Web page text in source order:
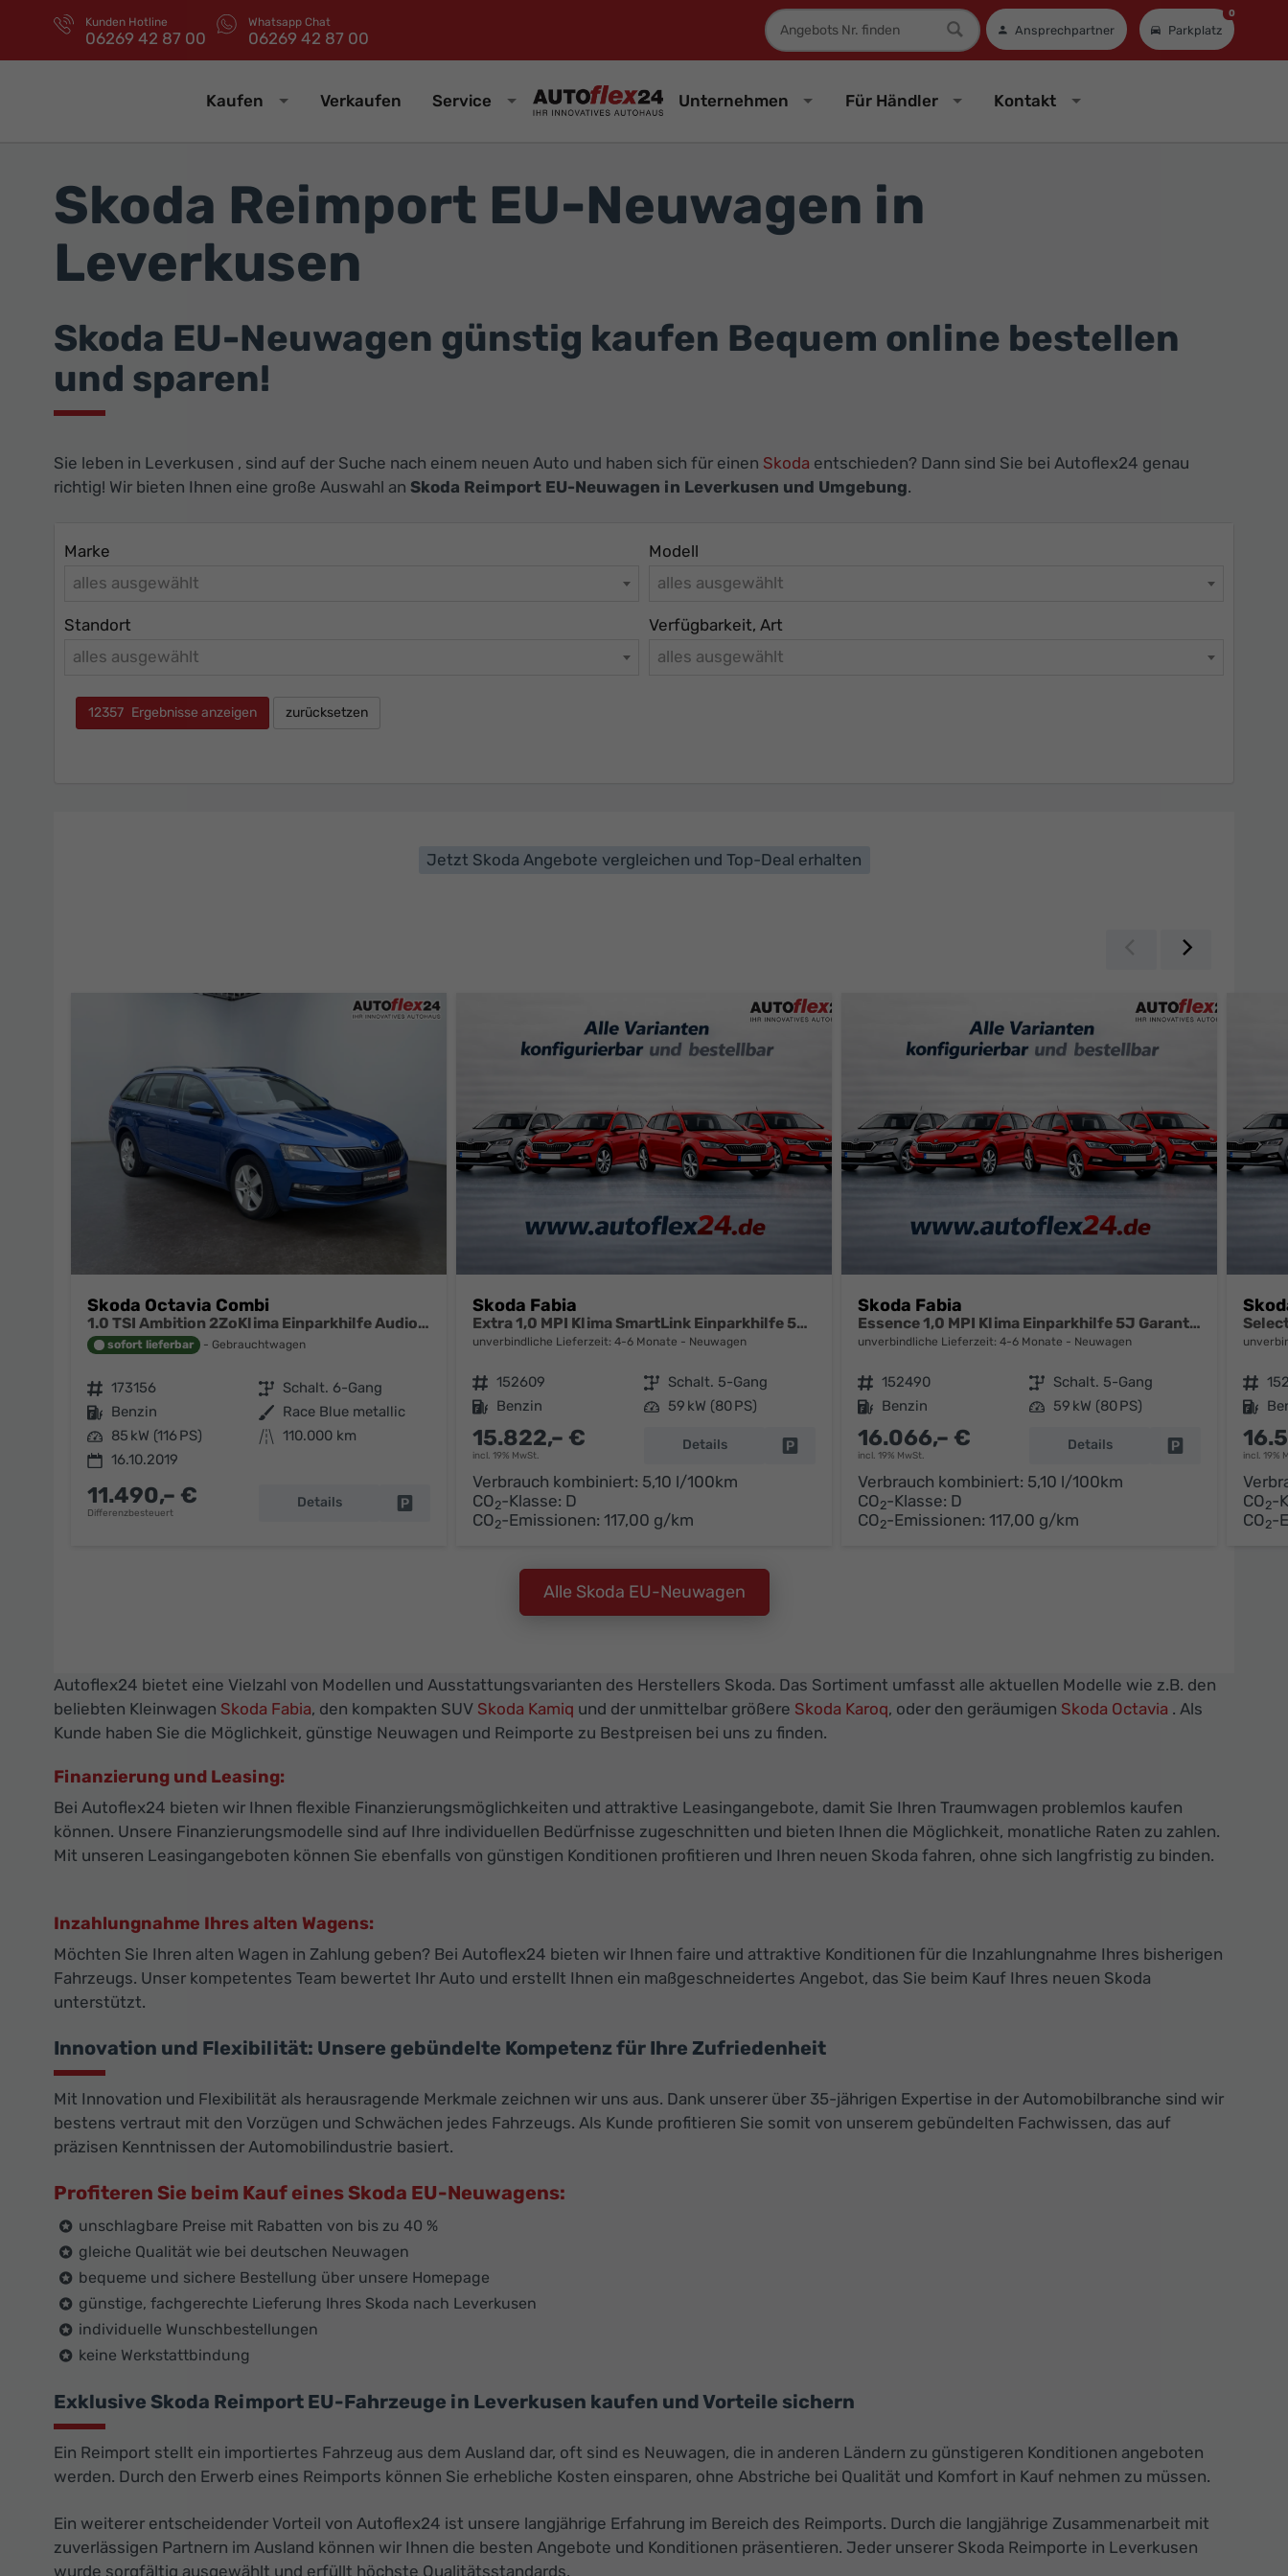
Kunden Hotline
06269 42 87 00
Whatsapp Chat
06269 42 87 00
Fahrzeugnummer
Ansprechpartner Parkplatz
0
Kaufen Verkaufen Service Unternehmen Für Händler Kontakt
Skoda Reimport EU-Neuwagen in
Leverkusen
Skoda EU-Neuwagen günstig kaufen Bequem online bestellen
und sparen!
Sie leben in Leverkusen , sind auf der Suche nach einem neuen Auto und haben sich für einen Skoda entschieden? Dann sind Sie bei Autoflex24 genau
richtig! Wir bieten Ihnen eine große Auswahl an Skoda Reimport EU-Neuwagen in Leverkusen und Umgebung.
Marke
alles ausgewählt
Modell
alles ausgewählt
Standort
alles ausgewählt
Verfügbarkeit, Art
alles ausgewählt
12357 Ergebnisse anzeigen zurücksetzen
Jetzt Skoda Angebote vergleichen und Top-Deal erhalten
Zurück
Skoda Octavia Combi
1.0 TSI Ambition 2ZoKlima Einparkhilfe Audio Swing
sofort lieferbar Gebrauchtwagen
Fahrzeugnr. 173156 Getriebe Schalt. 6-Gang
Kraftstoff Benzin Außenfarbe Race Blue metallic
Leistung 85 kW (116 PS) Kilometerstand 110.000 km
16.10.2019
11.490,– €
Differenzbesteuert
Details Fahrzeug parken
Skoda Fabia
Extra 1,0 MPI Klima SmartLink Einparkhilfe 5J Garantie LED Scheinwerfer Bluetooth
unverbindliche Lieferzeit: 4-6 Monate Neuwagen
Fahrzeugnr. 152609 Getriebe Schalt. 5-Gang
Kraftstoff Benzin Leistung 59 kW (80 PS)
15.822,– €
incl. 19% MwSt.
Details Fahrzeug parken
Verbrauch kombiniert: 5,10 l/100km
CO2-Klasse: D
CO2-Emissionen: 117,00 g/km
Skoda Fabia
Essence 1,0 MPI Klima Einparkhilfe 5J Garantie LED Scheinwerfer Bluetooth
unverbindliche Lieferzeit: 4-6 Monate Neuwagen
Fahrzeugnr. 152490 Getriebe Schalt. 5-Gang
Kraftstoff Benzin Leistung 59 kW (80 PS)
16.066,– €
incl. 19% MwSt.
Details Fahrzeug parken
Verbrauch kombiniert: 5,10 l/100km
CO2-Klasse: D
CO2-Emissionen: 117,00 g/km
Fahrzeugnr.
Kraftstoff
incl. 19%
CO2-
CO2-
Alle Skoda EU-Neuwagen
Autoflex24 bietet eine Vielzahl von Modellen und Ausstattungsvarianten des Herstellers Skoda. Das Sortiment umfasst alle aktuellen Modelle wie z.B. den
beliebten Kleinwagen Skoda Fabia, den kompakten SUV Skoda Kamiq und der unmittelbar größere Skoda Karoq, oder den geräumigen Skoda Octavia . Als
Kunde haben Sie die Möglichkeit, günstige Neuwagen und Reimporte zu Bestpreisen bei uns zu finden.
Finanzierung und Leasing:
Bei Autoflex24 bieten wir Ihnen flexible Finanzierungsmöglichkeiten und attraktive Leasingangebote, damit Sie Ihren Traumwagen problemlos kaufen
können. Unsere Finanzierungsmodelle sind auf Ihre individuellen Bedürfnisse zugeschnitten und bieten Ihnen die Möglichkeit, monatliche Raten zu zahlen.
Mit unseren Leasingangeboten können Sie ebenfalls von günstigen Konditionen profitieren und Ihren neuen Skoda fahren, ohne sich langfristig zu binden.
Inzahlungnahme Ihres alten Wagens:
Möchten Sie Ihren alten Wagen in Zahlung geben? Bei Autoflex24 bieten wir Ihnen faire und attraktive Konditionen für die Inzahlungnahme Ihres bisherigen
Fahrzeugs. Unser kompetentes Team bewertet Ihr Auto und erstellt Ihnen ein maßgeschneidertes Angebot, das Sie beim Kauf Ihres neuen Skoda
unterstützt.
Innovation und Flexibilität: Unsere gebündelte Kompetenz für Ihre Zufriedenheit
Mit Innovation und Flexibilität als herausragende Merkmale zeichnen wir uns aus. Dank unserer über 35-jährigen Expertise in der Automobilbranche sind wir
bestens vertraut mit den Vorzügen und Schwächen jedes Fahrzeugs. Als Kunde profitieren Sie somit von unserem gebündelten Fachwissen, das auf
präzisen Kenntnissen der Automobilindustrie basiert.
Profiteren Sie beim Kauf eines Skoda EU-Neuwagens:
unschlagbare Preise mit Rabatten von bis zu 40 %
gleiche Qualität wie bei deutschen Neuwagen
bequeme und sichere Bestellung über unsere Homepage
günstige, fachgerechte Lieferung Ihres Skoda nach Leverkusen
individuelle Wunschbestellungen
keine Werkstattbindung
Exklusive Skoda Reimport EU-Fahrzeuge in Leverkusen kaufen und Vorteile sichern
Ein Reimport stellt ein importiertes Fahrzeug aus dem Ausland dar, oft sind es Neuwagen, die in anderen Ländern zu günstigeren Konditionen angeboten
werden. Durch den Erwerb eines Reimports können Sie erhebliche Kosten einsparen, ohne Abstriche bei Qualität und Komfort in Kauf nehmen zu müssen.
Ein weiterer entscheidender Vorteil von Autoflex24 ist unsere langjährige Erfahrung im Bereich des Reimports. Durch die langjährige Zusammenarbeit mit
zuverlässigen Partnern im Ausland können wir Ihnen die besten Angebote und Konditionen präsentieren. Jeder unserer Skoda Reimporte in Leverkusen
wurde sorgfältig ausgewählt und erfüllt höchste Qualitätsstandards.